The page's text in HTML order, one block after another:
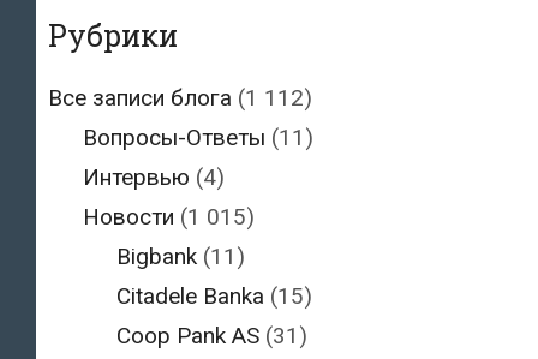
Рубрики
Все записи блога (1 112)
Вопросы-Ответы (11)
Интервью (4)
Новости (1 015)
Bigbank (11)
Citadele Banka (15)
Coop Pank AS (31)